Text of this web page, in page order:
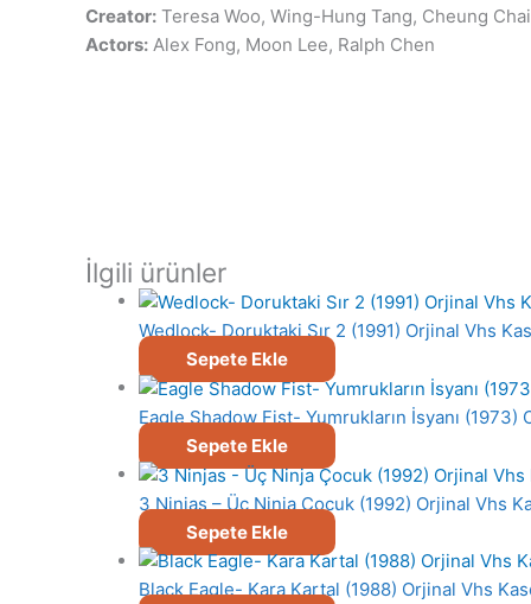
Creator: Teresa Woo, Wing-Hung Tang, Cheung
Actors: Alex Fong, Moon Lee, Ralph Chen
İlgili ürünler
Wedlock- Doruktaki Sır 2 (1991) Orjinal Vhs
Sepete Ekle
Eagle Shadow Fist- Yumrukların İsyanı (1973)
Sepete Ekle
3 Ninjas – Üç Ninja Çocuk (1992) Orjinal Vhs
Sepete Ekle
Black Eagle- Kara Kartal (1988) Orjinal Vhs